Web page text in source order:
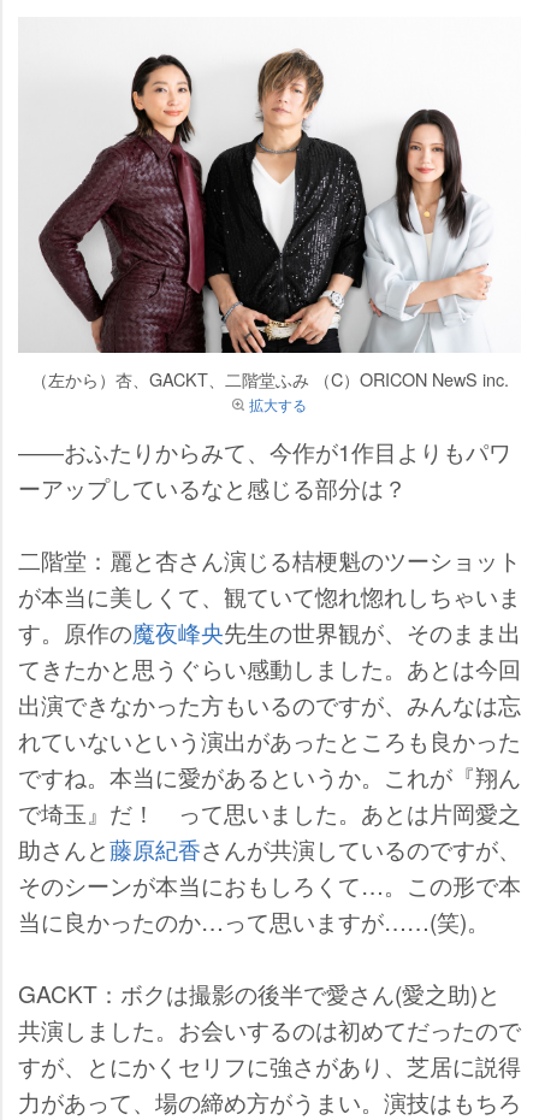
（左から）杏、GACKT、二階堂ふみ （C）ORICON NewS inc.
拡大する
――おふたりからみて、今作が1作目よりもパワ
ーアップしているなと感じる部分は？
二階堂：麗と杏さん演じる桔梗魁のツーショット
が本当に美しくて、観ていて惚れ惚れしちゃいま
す。原作の魔夜峰央先生の世界観が、そのまま出
てきたかと思うぐらい感動しました。あとは今回
出演できなかった方もいるのですが、みんなは忘
れていないという演出があったところも良かった
ですね。本当に愛があるというか。これが『翔ん
で埼玉』だ！ って思いました。あとは片岡愛之
助さんと藤原紀香さんが共演しているのですが、
そのシーンが本当におもしろくて…。この形で本
当に良かったのか…って思いますが……(笑)。
GACKT：ボクは撮影の後半で愛さん(愛之助)と
共演しました。お会いするのは初めてだったので
すが、とにかくセリフに強さがあり、芝居に説得
力があって、場の締め方がうまい。演技はもちろ